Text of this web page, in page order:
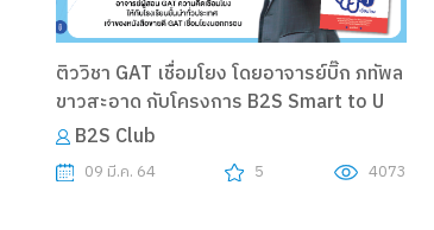
ติววิชา GAT เชื่อมโยง โดยอาจารย์บิ๊ก ภทัพล
ขาวสะอาด กับโครงการ B2S Smart to U
B2S Club
09 มี.ค. 64 5 4073